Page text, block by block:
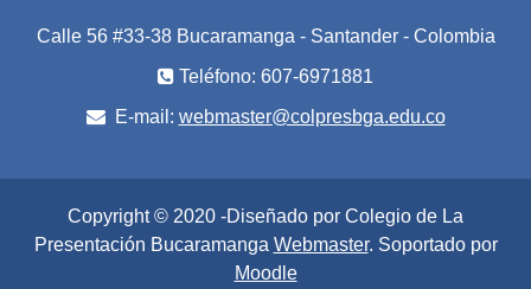
Calle 56 #33-38 Bucaramanga - Santander - Colombia
Teléfono: 607-6971881
E-mail: webmaster@colpresbga.edu.co
Copyright © 2020 -Diseñado por Colegio de La
Presentación Bucaramanga Webmaster. Soportado por
Moodle